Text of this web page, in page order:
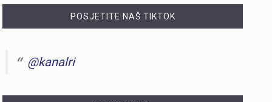
POSJETITE NAŠ TIKTOK
@kanalri